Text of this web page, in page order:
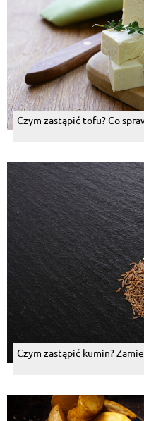
Czym zastąpić tofu? Co
Czym zastąpić kumin?